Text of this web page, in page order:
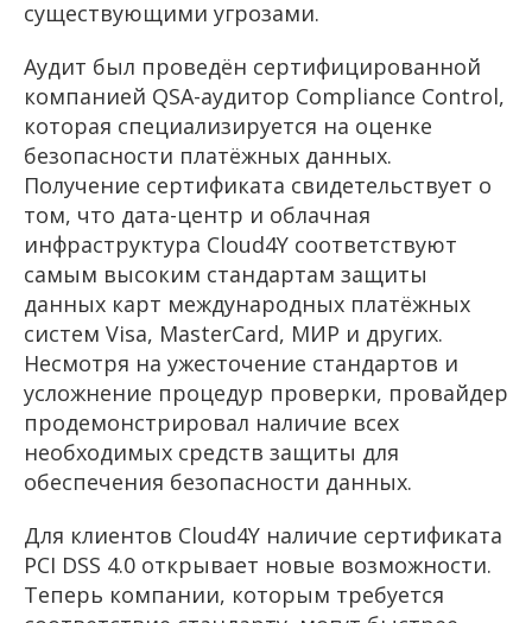
существующими угрозами.
Аудит был проведён сертифицированной
компанией QSA-аудитор Compliance Control,
которая специализируется на оценке
безопасности платёжных данных.
Получение сертификата свидетельствует о
том, что дата-центр и облачная
инфраструктура Cloud4Y соответствуют
самым высоким стандартам защиты
данных карт международных платёжных
систем Visa, MasterCard, МИР и других.
Несмотря на ужесточение стандартов и
усложнение процедур проверки, провайдер
продемонстрировал наличие всех
необходимых средств защиты для
обеспечения безопасности данных.
Для клиентов Cloud4Y наличие сертификата
PCI DSS 4.0 открывает новые возможности.
Теперь компании, которым требуется